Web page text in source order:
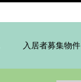
入居者募集物件